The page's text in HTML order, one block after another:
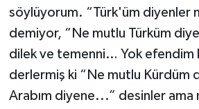
söylüyorum. “Türk'üm diyenler
demiyor, “Ne mutlu Türküm
dilek ve temenni… Yok efendim
derlermiş ki “Ne mutlu Kürdüm
Arabım diyene...” desinler ama